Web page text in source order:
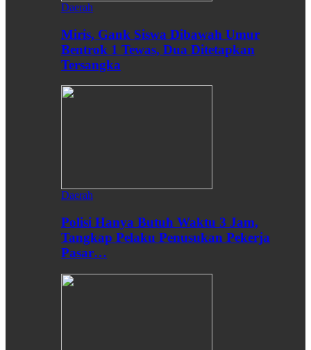
Daerah
Miris, Gank Siswa Dibawah Umur
Bentrok 1 Tewas, Dua Ditetapkan
Tersangka
Daerah
Polisi Hanya Butuh Waktu 3 Jam,
Tangkap Pelaku Penusukan Pekerja
Pasar…